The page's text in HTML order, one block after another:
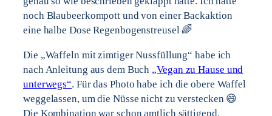
noch Blaubeerkompott und von einer Backaktion
eine halbe Dose Regenbogenstreusel 🌈
Die „Waffeln mit zimtiger Nussfüllung“ habe ich
nach Anleitung aus dem Buch „Vegan zu Hause und
unterwegs“. Für das Photo habe ich die obere Waffel
weggelassen, um die Nüsse nicht zu verstecken 😄
Die Kombination war schon amtlich sättigend.